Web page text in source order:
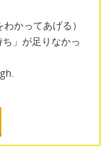
かってあげる）
」が足りなかっ